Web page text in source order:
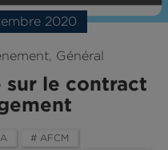
2020
, Général
sur le contract
# AFCM